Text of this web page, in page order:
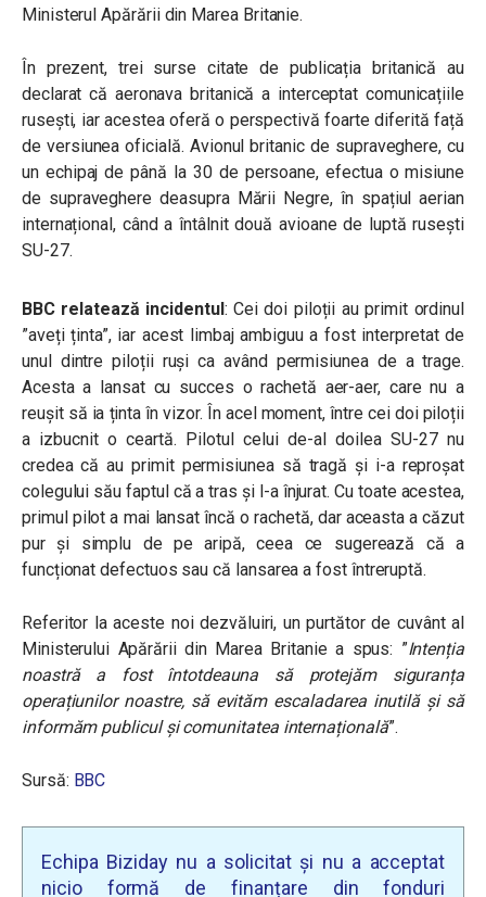
Ministerul Apărării din Marea Britanie.
În prezent, trei surse citate de publicația britanică au
declarat că aeronava britanică a interceptat comunicațiile
rusești, iar acestea oferă o perspectivă foarte diferită față
de versiunea oficială. Avionul britanic de supraveghere, cu
un echipaj de până la 30 de persoane, efectua o misiune
de supraveghere deasupra Mării Negre, în spațiul aerian
internațional, când a întâlnit două avioane de luptă rusești
SU-27.
BBC relatează incidentul: Cei doi piloții au primit ordinul
”aveți ținta”, iar acest limbaj ambiguu a fost interpretat de
unul dintre piloții ruși ca având permisiunea de a trage.
Acesta a lansat cu succes o rachetă aer-aer, care nu a
reușit să ia ținta în vizor. În acel moment, între cei doi piloții
a izbucnit o ceartă. Pilotul celui de-al doilea SU-27 nu
credea că au primit permisiunea să tragă și i-a reproșat
colegului său faptul că a tras și l-a înjurat. Cu toate acestea,
primul pilot a mai lansat încă o rachetă, dar aceasta a căzut
pur și simplu de pe aripă, ceea ce sugerează că a
funcționat defectuos sau că lansarea a fost întreruptă.
Referitor la aceste noi dezvăluiri, un purtător de cuvânt al
Ministerului Apărării din Marea Britanie a spus: ”Intenția
noastră a fost întotdeauna să protejăm siguranța
operațiunilor noastre, să evităm escaladarea inutilă și să
informăm publicul și comunitatea internațională”.
Sursă: BBC
Echipa Biziday nu a solicitat și nu a acceptat
nicio formă de finanțare din fonduri